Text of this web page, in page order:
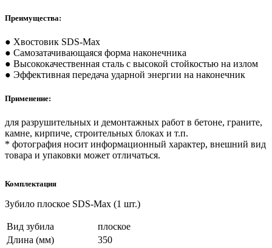
Преимущества:
● Хвостовик SDS-Max
● Самозатачивающаяся форма наконечника
● Высококачественная сталь с высокой стойкостью на излом
● Эффективная передача ударной энергии на наконечник
Применение:
для разрушительных и демонтажных работ в бетоне, граните,
камне, кирпиче, строительных блоках и т.п.
* фотография носит информационный характер, внешний вид
товара и упаковки может отличаться.
Комплектация
Зубило плоское SDS-Max (1 шт.)
Вид зубила
плоское
Длина (мм)
350